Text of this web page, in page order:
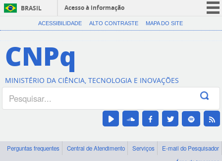
BRASIL
Acesso à informação
CORONAVÍRUS (COVID-19)
Canais
ACESSIBILIDADE ALTO CONTRASTE MAPA DO SITE
CNPq
MINISTÉRIO DA CIÊNCIA, TECNOLOGIA E INOVAÇÕES
Perguntas frequentes Central de Atendimento Serviços
E-mail do Pesquisador